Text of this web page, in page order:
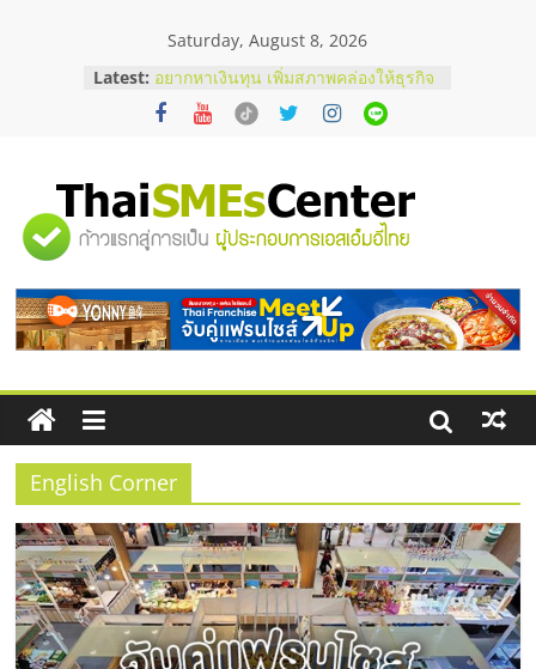
Saturday, August 8, 2026
Latest:
บริษัท Cybersecurity ในไทยที่ไหนดี?
วิธีเลือกผู้ให้บริการให้คุ้มค่าและตอบ
โจทย์ธุรกิจ
สัมมนาออนไลน์ โอกาสบริหารสถานี
บริการน้ำมัน Shell
สัมมนาลงทุน แฟรนไชส์ยอนนี่
ThaiFranchise Meet Up จับคู่แฟรน
ร้านเครื่องเสียงคุณภาพสูง พร้อม
โซลูชันระบบภาพและเสียง
"ศูนย์
รวม
ข้อมูล
ธุรกิจ
SME
แห่ง
ประเทศไทย,
English Corner